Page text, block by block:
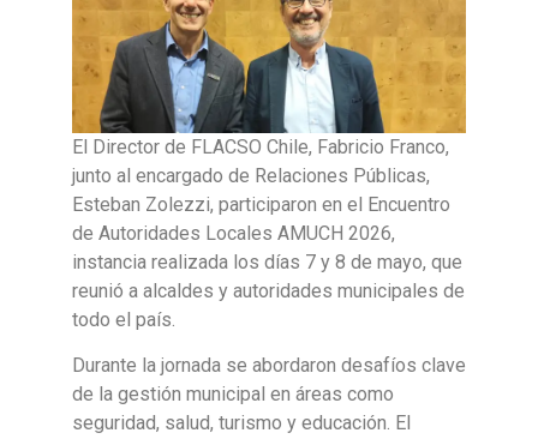
El Director de FLACSO Chile, Fabricio Franco,
junto al encargado de Relaciones Públicas,
Esteban Zolezzi, participaron en el Encuentro
de Autoridades Locales AMUCH 2026,
instancia realizada los días 7 y 8 de mayo, que
reunió a alcaldes y autoridades municipales de
todo el país.
Durante la jornada se abordaron desafíos clave
de la gestión municipal en áreas como
seguridad, salud, turismo y educación. El